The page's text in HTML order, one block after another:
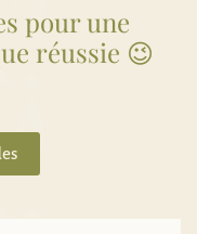
pour une
réussie 😉